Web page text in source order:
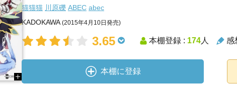
猫猫猫 川原礫 ABEC abec
KADOKAWA(2015年4月10日発売)
3.65 本棚登録 : 174人 感
本棚に登録